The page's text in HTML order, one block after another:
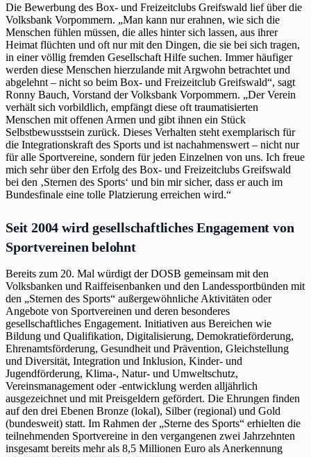
Die Bewerbung des Box- und Freizeitclubs Greifswald lief über die
Volksbank Vorpommern. „Man kann nur erahnen, wie sich die
Menschen fühlen müssen, die alles hinter sich lassen, aus ihrer
Heimat flüchten und oft nur mit den Dingen, die sie bei sich tragen,
in einer völlig fremden Gesellschaft Hilfe suchen. Immer häufiger
werden diese Menschen hierzulande mit Argwohn betrachtet und
abgelehnt – nicht so beim Box- und Freizeitclub Greifswald“, sagt
Ronny Bauch, Vorstand der Volksbank Vorpommern. „Der Verein
verhält sich vorbildlich, empfängt diese oft traumatisierten
Menschen mit offenen Armen und gibt ihnen ein Stück
Selbstbewusstsein zurück. Dieses Verhalten steht exemplarisch für
die Integrationskraft des Sports und ist nachahmenswert – nicht nur
für alle Sportvereine, sondern für jeden Einzelnen von uns. Ich freue
mich sehr über den Erfolg des Box- und Freizeitclubs Greifswald
bei den ‚Sternen des Sports‘ und bin mir sicher, dass er auch im
Bundesfinale eine tolle Platzierung erreichen wird.“
Seit 2004 wird gesellschaftliches Engagement von
Sportvereinen belohnt
Bereits zum 20. Mal würdigt der DOSB gemeinsam mit den
Volksbanken und Raiffeisenbanken und den Landessportbünden mit
den „Sternen des Sports“ außergewöhnliche Aktivitäten oder
Angebote von Sportvereinen und deren besonderes
gesellschaftliches Engagement. Initiativen aus Bereichen wie
Bildung und Qualifikation, Digitalisierung, Demokratieförderung,
Ehrenamtsförderung, Gesundheit und Prävention, Gleichstellung
und Diversität, Integration und Inklusion, Kinder- und
Jugendförderung, Klima-, Natur- und Umweltschutz,
Vereinsmanagement oder -entwicklung werden alljährlich
ausgezeichnet und mit Preisgeldern gefördert. Die Ehrungen finden
auf den drei Ebenen Bronze (lokal), Silber (regional) und Gold
(bundesweit) statt. Im Rahmen der „Sterne des Sports“ erhielten die
teilnehmenden Sportvereine in den vergangenen zwei Jahrzehnten
insgesamt bereits mehr als 8,5 Millionen Euro als Anerkennung